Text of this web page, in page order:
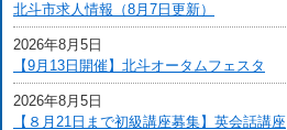
北斗市求人情報（8月7日更新）
2026年8月5日
【9月13日開催】北斗オータムフェスタ
2026年8月5日
【８月21日まで初級講座募集】英会話講座